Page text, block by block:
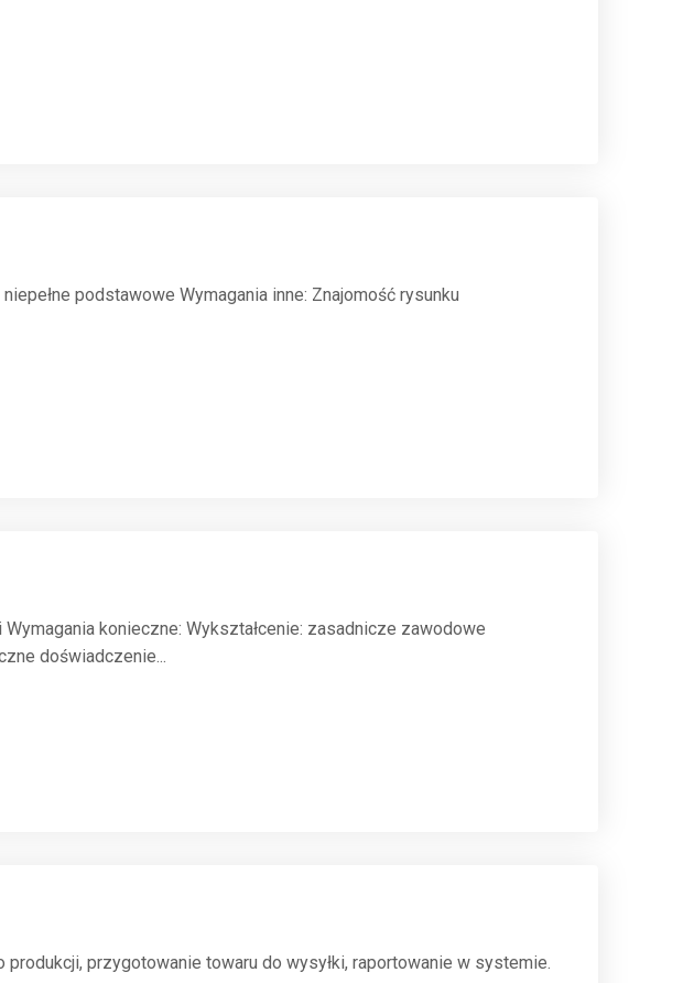
podstawowe Wymagania inne: Znajomość rysunku
konieczne: Wykształcenie: zasadnicze zawodowe
doświadczenie...
przygotowanie towaru do wysyłki, raportowanie w systemie.